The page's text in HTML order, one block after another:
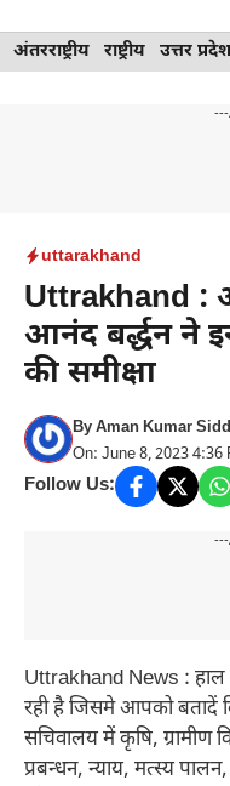
Skip
to
अंतरराष्ट्रीय राष्ट्रीय उत्तर प्रदेश
uttarakhand
Uttrakhand :
आनंद बर्द्धन ने
की समीक्षा
ByAman Kumar
On: June 8, 2023 4:36
Follow Us:
Uttrakhand News :
रही है जिसमे आपको बतादें
सचिवालय में कृषि, ग्रामीण
प्रबन्धन, न्याय, मत्स्य